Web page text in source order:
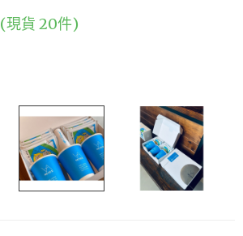
(現貨 20件)